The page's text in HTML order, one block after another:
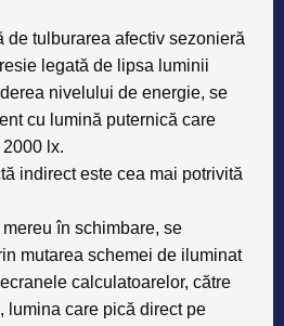
de tulburarea afectiv sezonieră
legată de lipsa luminii
nivelului de energie, se
cu lumină puternică care
lx.
indirect este cea mai potrivită
în schimbare, se
mutarea schemei de iluminat
calculatoarelor, către
lumina care pică direct pe